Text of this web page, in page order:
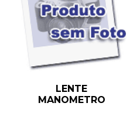
LENTE
MANOMETRO